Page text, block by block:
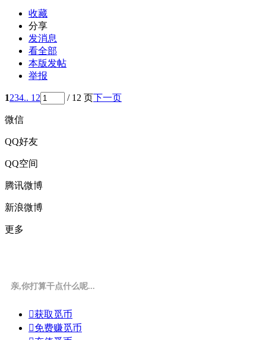
收藏
分享
发消息
看全部
本版发帖
举报
1234.. 12 / 12 页下一页
微信
QQ好友
QQ空间
腾讯微博
新浪微博
更多
亲,你打算干点什么呢...
获取觅币
免费赚觅币